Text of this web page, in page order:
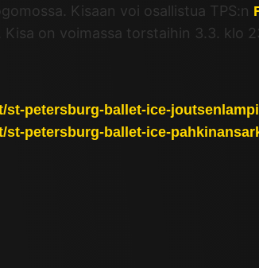
Kisaan voi osallistua TPS:n
. Kisa on voimassa torstaihin 3.3. klo
st-petersburg-ballet-ice-
petersburg-ballet-ice-